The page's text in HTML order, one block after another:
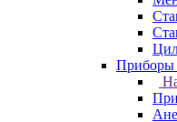
Приборы